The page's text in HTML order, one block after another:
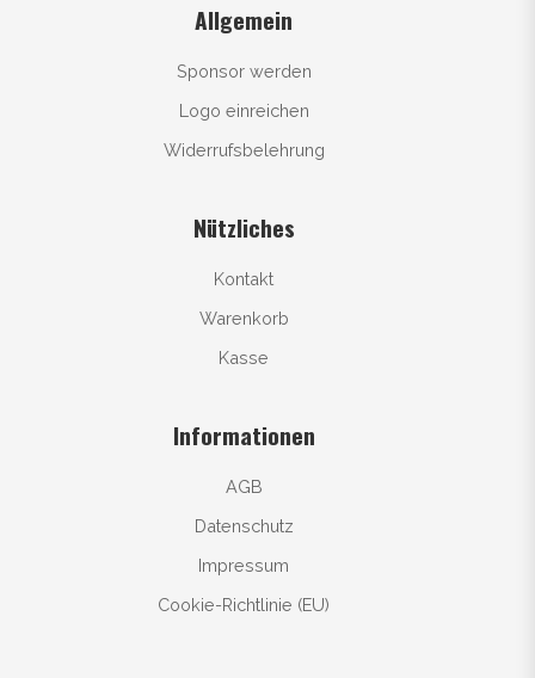
Allgemein
Sponsor werden
Logo einreichen
Widerrufsbelehrung
Nützliches
Kontakt
Warenkorb
Kasse
Informationen
AGB
Datenschutz
Impressum
Cookie-Richtlinie (EU)